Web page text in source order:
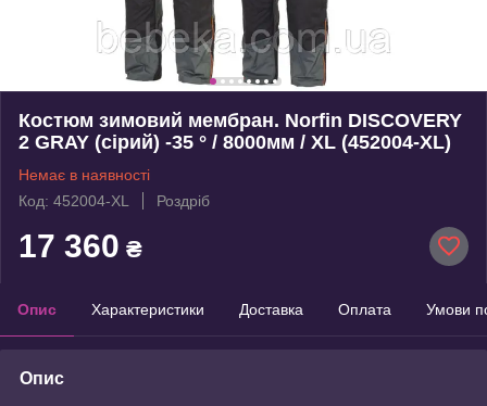
Костюм зимовий мембран. Norfin DISCOVERY
2 GRAY (сірий) -35 ° / 8000мм / XL (452004-XL)
Немає в наявності
Код: 452004-XL
Роздріб
17 360 ₴
Опис Характеристики Доставка Оплата Умови
Опис